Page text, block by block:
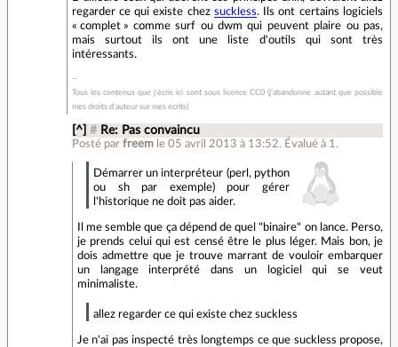
regarder ce qui existe chez suckless. Ils ont certains logiciels
« complet » comme surf ou dwm qui peuvent plaire ou pas,
mais surtout ils ont une liste d'outils qui sont très
intéressants.
Tous les contenus que j'écris ici sont sous licence CC0 (j'abandonne autant que possible
mes droits d'auteur sur mes écrits)
[^] # Re: Pas convaincu
Posté par freem le 05 avril 2013 à 13:52. Évalué à 1 .
Démarrer un interpréteur (perl, python
ou sh par exemple) pour gérer
l'historique ne doit pas aider.
Il me semble que ça dépend de quel "binaire" on lance. Perso,
je prends celui qui est censé être le plus léger. Mais bon, je
dois admettre que je trouve marrant de vouloir embarquer
un langage interprété dans un logiciel qui se veut
minimaliste.
allez regarder ce qui existe chez suckless
Je n'ai pas inspecté très longtemps ce que suckless propose,